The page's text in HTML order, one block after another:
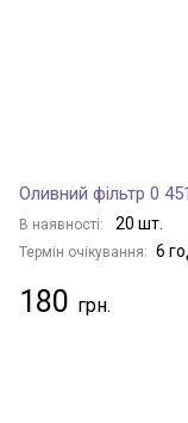
Оливний фільтр 0
В наявності: 20 шт.
Термін очікування: 6
180